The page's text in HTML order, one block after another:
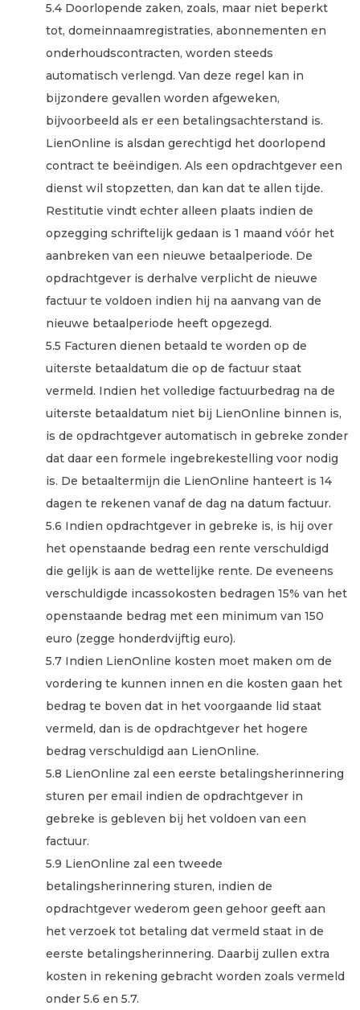
5.4 Doorlopende zaken, zoals, maar niet beperkt
tot, domeinnaamregistraties, abonnementen en
onderhoudscontracten, worden steeds
automatisch verlengd. Van deze regel kan in
bijzondere gevallen worden afgeweken,
bijvoorbeeld als er een betalingsachterstand is.
LienOnline is alsdan gerechtigd het doorlopend
contract te beëindigen. Als een opdrachtgever een
dienst wil stopzetten, dan kan dat te allen tijde.
Restitutie vindt echter alleen plaats indien de
opzegging schriftelijk gedaan is 1 maand vóór het
aanbreken van een nieuwe betaalperiode. De
opdrachtgever is derhalve verplicht de nieuwe
factuur te voldoen indien hij na aanvang van de
nieuwe betaalperiode heeft opgezegd.
5.5 Facturen dienen betaald te worden op de
uiterste betaaldatum die op de factuur staat
vermeld. Indien het volledige factuurbedrag na de
uiterste betaaldatum niet bij LienOnline binnen is,
is de opdrachtgever automatisch in gebreke zonder
dat daar een formele ingebrekestelling voor nodig
is. De betaaltermijn die LienOnline hanteert is 14
dagen te rekenen vanaf de dag na datum factuur.
5.6 Indien opdrachtgever in gebreke is, is hij over
het openstaande bedrag een rente verschuldigd
die gelijk is aan de wettelijke rente. De eveneens
verschuldigde incassokosten bedragen 15% van het
openstaande bedrag met een minimum van 150
euro (zegge honderdvijftig euro).
5.7 Indien LienOnline kosten moet maken om de
vordering te kunnen innen en die kosten gaan het
bedrag te boven dat in het voorgaande lid staat
vermeld, dan is de opdrachtgever het hogere
bedrag verschuldigd aan LienOnline.
5.8 LienOnline zal een eerste betalingsherinnering
sturen per email indien de opdrachtgever in
gebreke is gebleven bij het voldoen van een
factuur.
5.9 LienOnline zal een tweede
betalingsherinnering sturen, indien de
opdrachtgever wederom geen gehoor geeft aan
het verzoek tot betaling dat vermeld staat in de
eerste betalingsherinnering. Daarbij zullen extra
kosten in rekening gebracht worden zoals vermeld
onder 5.6 en 5.7.